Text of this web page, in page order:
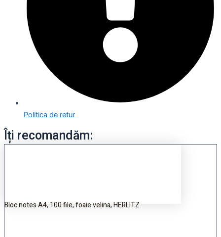
Politica de retur
Îți recomandăm:
Bloc notes A4, 100 file, foaie velina, HERLITZ